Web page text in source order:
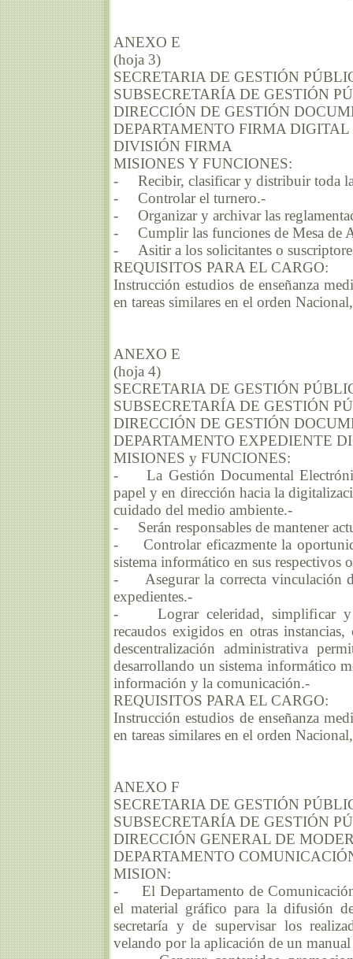
ANEXO E
(hoja 3)
SECRETARIA DE GESTIÓN
SUBSECRETARÍA DE GESTIÓN
DIRECCIÓN DE GESTIÓN
DEPARTAMENTO FIRMA DIGITAL
DIVISIÓN FIRMA
MISIONES Y FUNCIONES:
- Recibir, clasificar y distribuir toda la
- Controlar el turnero.-
- Organizar y archivar las
- Cumplir las funciones de Mesa de
- Asitir a los solicitantes o
REQUISITOS PARA EL CARGO:
Instrucción estudios de enseñanza
en tareas similares en el orden
ANEXO E
(hoja 4)
SECRETARIA DE GESTIÓN
SUBSECRETARÍA DE GESTIÓN
DIRECCIÓN DE GESTIÓN
DEPARTAMENTO EXPEDIENTE
MISIONES y FUNCIONES:
- La Gestión Documental
papel y en dirección hacia la
cuidado del medio ambiente.-
- Serán responsables de mantener
- Controlar eficazmente la
sistema informático en sus respectivos
- Asegurar la correcta vinculación
expedientes.-
- Lograr celeridad, simplificar y
recaudos exigidos en otras
descentralización administrativa
desarrollando un sistema informático
información y la comunicación.-
REQUISITOS PARA EL CARGO:
Instrucción estudios de enseñanza
en tareas similares en el orden
ANEXO F
SECRETARIA DE GESTIÓN
SUBSECRETARÍA DE GESTIÓN
DIRECCIÓN GENERAL DE
DEPARTAMENTO
MISION:
- El Departamento de Comunicación
el material gráfico para la difusión
secretaría y de supervisar los
velando por la aplicación de un